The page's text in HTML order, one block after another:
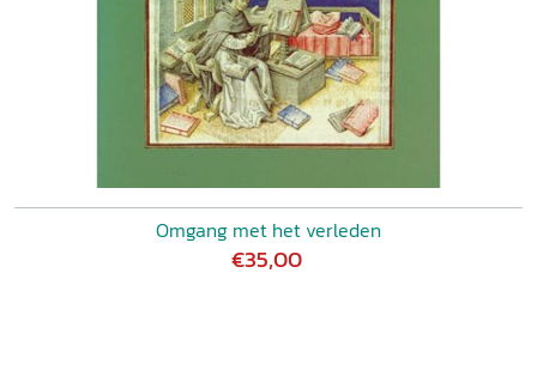
Omgang met het verleden
€35,00